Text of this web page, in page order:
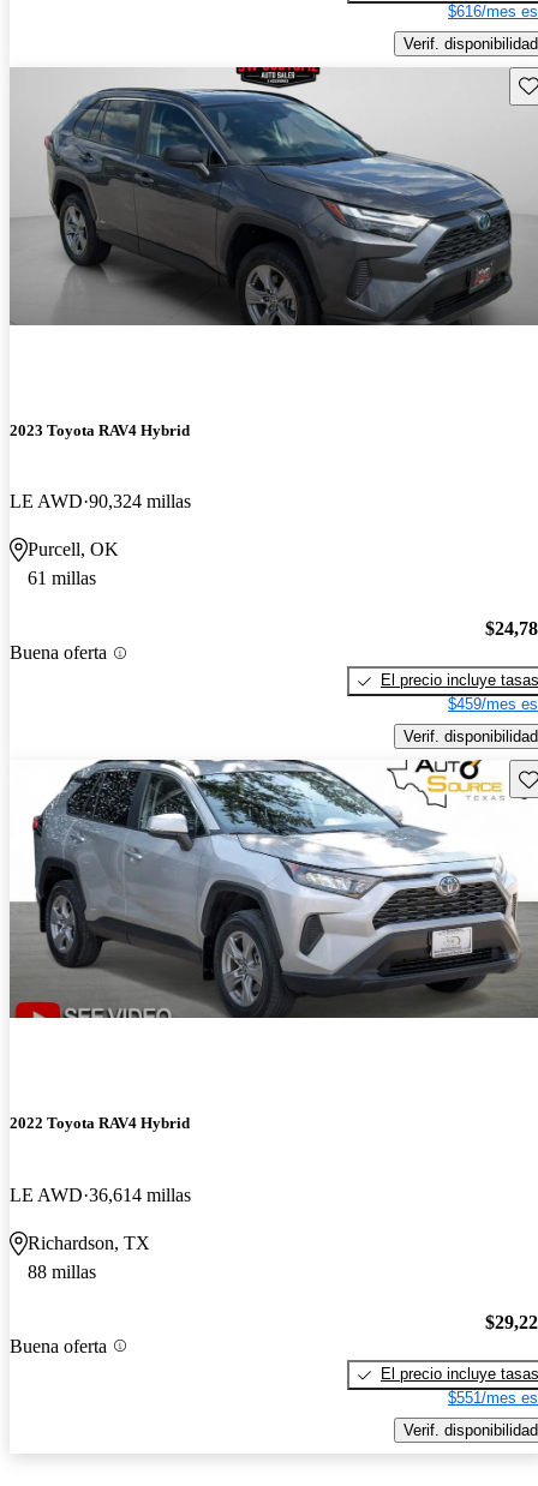
$616/mes
Verif. disponibilidad
2023 Toyota RAV4 Hybrid
LE AWD 90,324 millas
Purcell, OK
61 millas
Buena oferta
El precio incluye tasas
$459/mes
Verif. disponibilidad
2022 Toyota RAV4 Hybrid
LE AWD 36,614 millas
Richardson, TX
88 millas
Buena oferta
El precio incluye tasas
$551/mes
Verif. disponibilidad